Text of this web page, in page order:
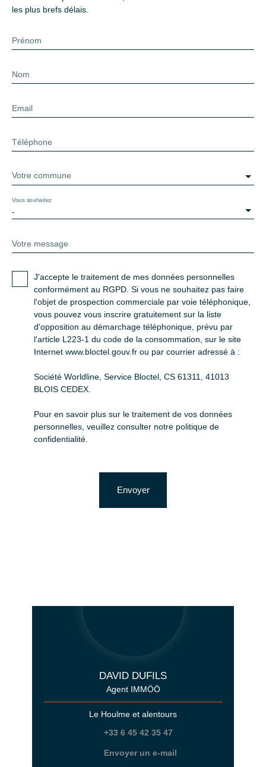
les plus brefs délais.
Prénom
Nom
Email
Téléphone
Votre commune
-
Vous souhaitez
Votre message
J'accepte le traitement de mes données personnelles
conformément au RGPD. Si vous ne souhaitez pas faire
l'objet de prospection commerciale par voie téléphonique,
vous pouvez vous inscrire gratuitement sur la liste
d'opposition au démarchage téléphonique, prévu par
l'article L223-1 du code de la consommation, sur le site
Internet www.bloctel.gouv.fr ou par courrier adressé à :
Société Worldline, Service Bloctel, CS 61311, 41013
BLOIS CEDEX.
Pour en savoir plus sur le traitement de vos données
personnelles, veuillez consulter notre politique de
confidentialité
Envoyer
DAVID DUFILS
Agent IMMÖÖ
Le Houlme et alentours
+33 6 45 42 35 47
Envoyer un e-mail